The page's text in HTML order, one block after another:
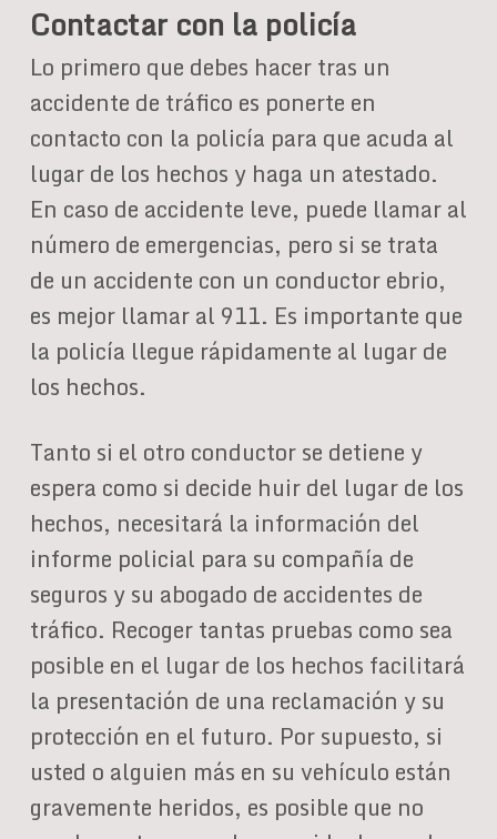
Contactar con la policía
Lo primero que debes hacer tras un
accidente de tráfico es ponerte en
contacto con la policía para que acuda al
lugar de los hechos y haga un atestado.
En caso de accidente leve, puede llamar al
número de emergencias, pero si se trata
de un accidente con un conductor ebrio,
es mejor llamar al 911. Es importante que
la policía llegue rápidamente al lugar de
los hechos.
Tanto si el otro conductor se detiene y
espera como si decide huir del lugar de los
hechos, necesitará la información del
informe policial para su compañía de
seguros y su abogado de accidentes de
tráfico. Recoger tantas pruebas como sea
posible en el lugar de los hechos facilitará
la presentación de una reclamación y su
protección en el futuro. Por supuesto, si
usted o alguien más en su vehículo están
gravemente heridos, es posible que no